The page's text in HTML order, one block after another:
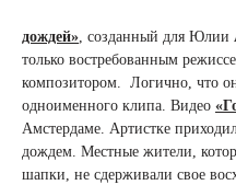
дождей», созданный для Юлии
только востребованным
композитором. Логично, что
одноименного клипа. Видео
Амстердаме. Артистке
дождем. Местные жители,
шапки, не сдерживали свое